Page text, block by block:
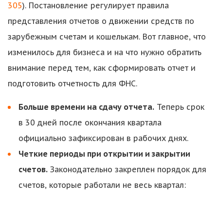
305). Постановление регулирует правила
представления отчетов о движении средств по
зарубежным счетам и кошелькам. Вот главное, что
изменилось для бизнеса и на что нужно обратить
внимание перед тем, как сформировать отчет и
подготовить отчетность для ФНС.
Больше времени на сдачу отчета. Теперь срок
в 30 дней после окончания квартала
официально зафиксирован в рабочих днях.
Четкие периоды при открытии и закрытии
счетов. Законодательно закреплен порядок для
счетов, которые работали не весь квартал: